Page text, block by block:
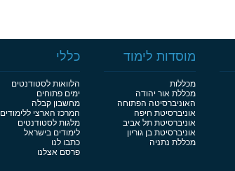
מוסדות לימוד
מכללות
מכללת אור יהודה
האוניברסיטה הפתוחה
אוניברסיטת חיפה
אוניברסיטת תל אביב
אוניברסיטת בן גוריון
מכללת נתניה
כללי
הלוואות לסטודנטים
ימים פתוחים
מחשבון קבלה
המרכז הארצי ללימודים
מלגות לסטודנטים
לימודים בישראל
כתבו לנו
פרסם אצלנו